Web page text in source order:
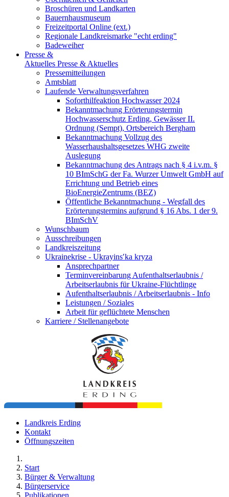
Broschüren und Landkarten
Bauernhausmuseum
Freizeitportal Online (ext.)
Regionale Landkreismarke "echt erding"
Badeweiher
Presse &
Aktuelles Presse & Aktuelles
Pressemitteilungen
Amtsblatt
Laufende Verwaltungsverfahren
Soforthilfeaktion Hochwasser 2024
Bekanntmachung Erörterungstermin
Hochwasserschutz Erding, Gewässer II.
Ordnung (Sempt), Ortsbereich Bergham
Bekanntmachung Vollzug des
Wasserhaushaltsgesetzes WHG zweite
Auslegung
Bekanntmachung des Antrags nach § 4 i.v.m. §
10 BImSchG der Fa. Wurzer Umwelt GmbH auf
Errichtung und Betrieb eines
BioEnergieZentrums (BEZ)
Öffentliche Bekanntmachung - Wegfall des
Erörterungstermins aufgrund § 16 Abs. 1 der 9.
BImSchV
Wunschbaum
Ausschreibungen
Landkreiszeitung
Ukrainekrise - Ukrayinsʹka kryza
Ansprechpartner
Terminvereinbarung Aufenthaltserlaubnis /
Arbeitserlaubnis für Ukraine-Flüchtlinge
Aufenthaltserlaubnis / Arbeitserlaubnis - Info
Leistungen / Soziales
Arbeit für geflüchtete Menschen
Karriere / Stellenangebote
Landkreis Erding
Kontakt
Öffnungszeiten
Start
Bürger & Verwaltung
Bürgerservice
Publikationen